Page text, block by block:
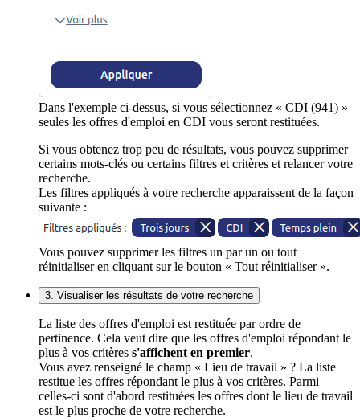
Dans l'exemple ci-dessus, si vous sélectionnez « CDI (941) »
seules les offres d'emploi en CDI vous seront restituées.
Si vous obtenez trop peu de résultats, vous pouvez supprimer
certains mots-clés ou certains filtres et critères et relancer votre
recherche.
Les filtres appliqués à votre recherche apparaissent de la façon
suivante :
Vous pouvez supprimer les filtres un par un ou tout
réinitialiser en cliquant sur le bouton « Tout réinitialiser ».
3. Visualiser les résultats de votre recherche
La liste des offres d'emploi est restituée par ordre de
pertinence. Cela veut dire que les offres d'emploi répondant le
plus à vos critères s'affichent en premier.
Vous avez renseigné le champ « Lieu de travail » ? La liste
restitue les offres répondant le plus à vos critères. Parmi
celles-ci sont d'abord restituées les offres dont le lieu de travail
est le plus proche de votre recherche.